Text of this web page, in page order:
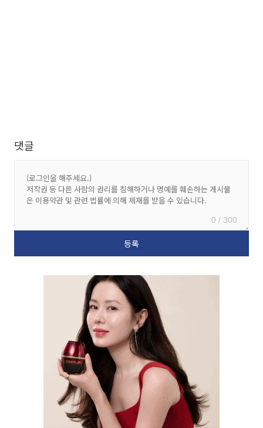
댓글
0 / 300